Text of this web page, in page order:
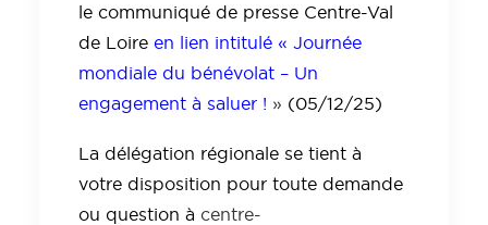
le communiqué de presse Centre-Val
de Loire en lien intitulé « Journée
mondiale du bénévolat – Un
engagement à saluer ! » (05/12/25)
La délégation régionale se tient à
votre disposition pour toute demande
ou question à centre-